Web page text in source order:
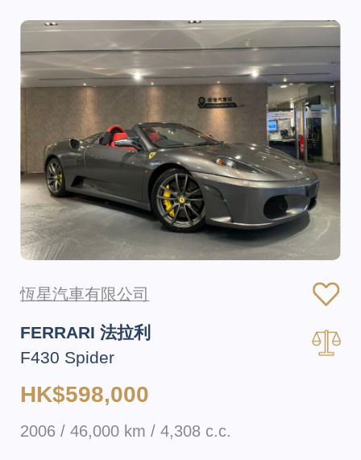
恆星汽車有限公司
FERRARI 法拉利
F430 Spider
HK$598,000
2006 / 46,000 km / 4,308 c.c.